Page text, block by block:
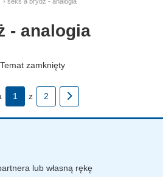
- analogia
Temat zamknięty
1 z 2
lub własną rękę